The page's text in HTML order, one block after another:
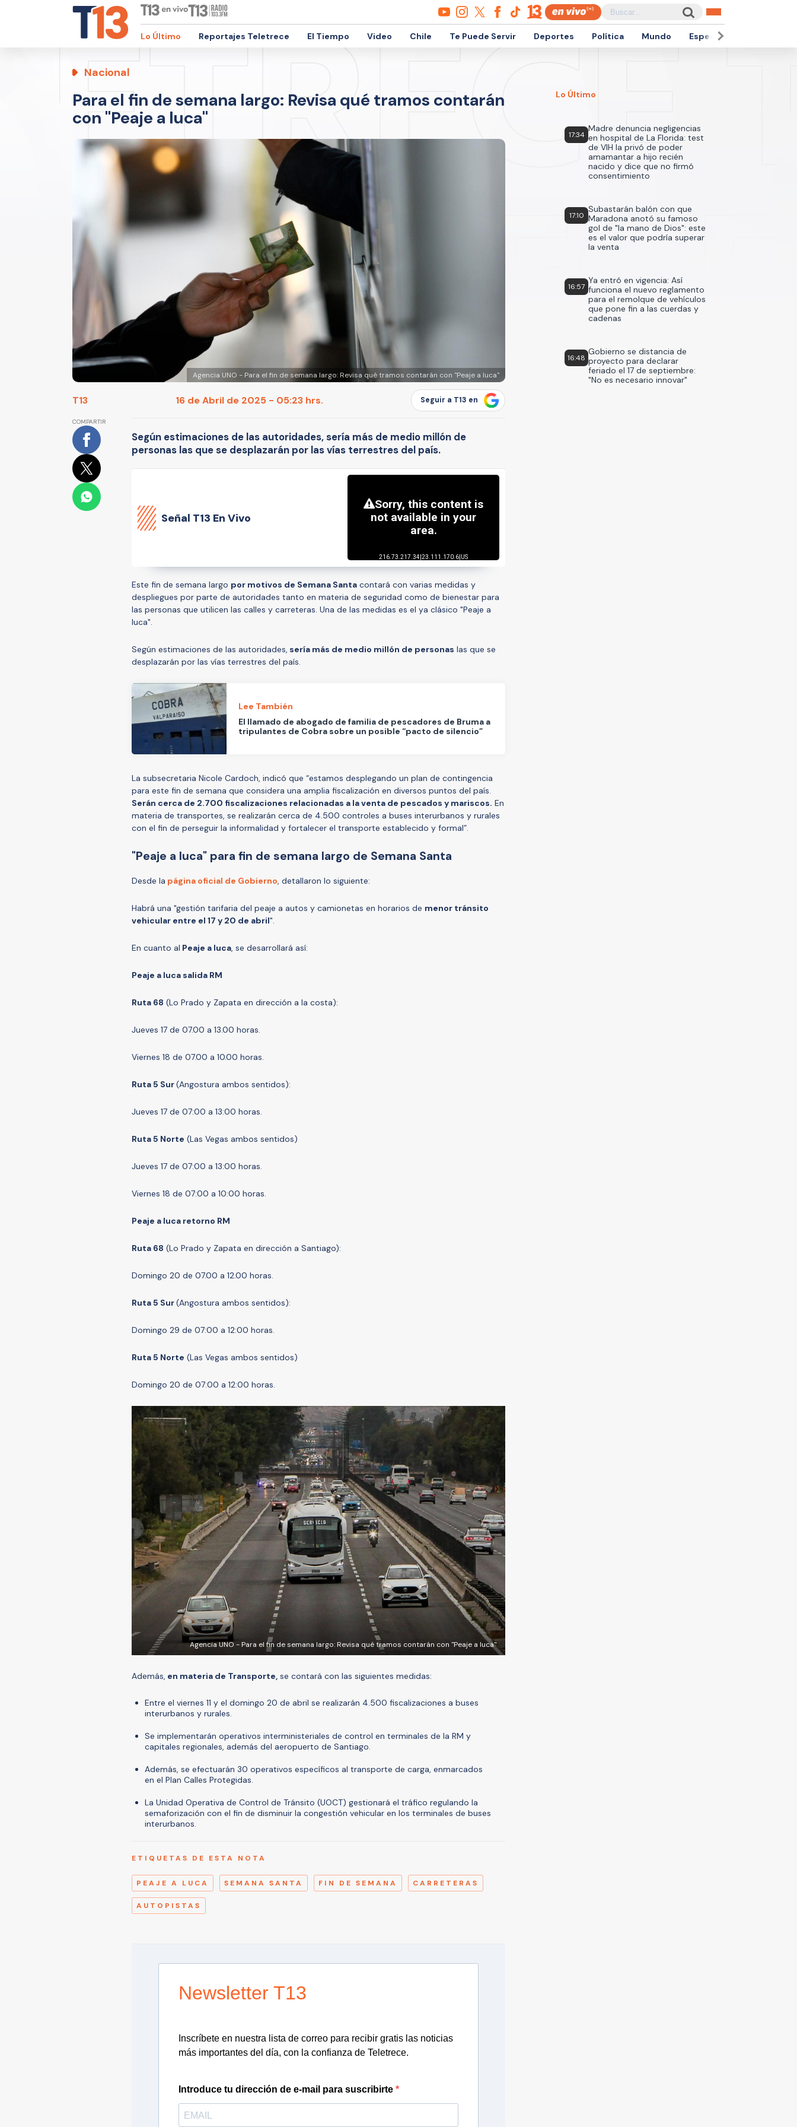
Lo Último Reportajes Teletrece El Tiempo Video Chile Te Puede Servir Deportes Política Mundo Espectáculos
Nacional
Para el fin de semana largo: Revisa qué tramos contarán
con "Peaje a luca"
Agencia UNO - Para el fin de semana largo: Revisa qué tramos contarán con "Peaje a luca"
T13 16 de Abril de 2025 - 05:23 hrs. Seguir a T13 en
COMPARTIR
Según estimaciones de las autoridades, sería más de medio millón de
personas las que se desplazarán por las vías terrestres del país.
Señal T13 En Vivo
Este fin de semana largo por motivos de Semana Santa contará con varias medidas y
despliegues por parte de autoridades tanto en materia de seguridad como de bienestar para
las personas que utilicen las calles y carreteras. Una de las medidas es el ya clásico "Peaje a
luca".
Según estimaciones de las autoridades, sería más de medio millón de personas las que se
desplazarán por las vías terrestres del país.
Lee También
El llamado de abogado de familia de pescadores de Bruma a
tripulantes de Cobra sobre un posible “pacto de silencio”
La subsecretaria Nicole Cardoch, indicó que “estamos desplegando un plan de contingencia
para este fin de semana que considera una amplia fiscalización en diversos puntos del país.
Serán cerca de 2.700 fiscalizaciones relacionadas a la venta de pescados y mariscos. En
materia de transportes, se realizarán cerca de 4.500 controles a buses interurbanos y rurales
con el fin de perseguir la informalidad y fortalecer el transporte establecido y formal”.
"Peaje a luca" para fin de semana largo de Semana Santa
Desde la página oficial de Gobierno, detallaron lo siguiente:
Habrá una "gestión tarifaria del peaje a autos y camionetas en horarios de menor tránsito
vehicular entre el 17 y 20 de abril".
En cuanto al Peaje a luca, se desarrollará así:
Peaje a luca salida RM
Ruta 68 (Lo Prado y Zapata en dirección a la costa):
Jueves 17 de 07.00 a 13.00 horas.
Viernes 18 de 07.00 a 10.00 horas.
Ruta 5 Sur(Angostura ambos sentidos):
Jueves 17 de 07:00 a 13:00 horas.
Ruta 5 Norte (Las Vegas ambos sentidos)
Jueves 17 de 07:00 a 13:00 horas.
Viernes 18 de 07:00 a 10:00 horas.
Peaje a luca retorno RM
Ruta 68 (Lo Prado y Zapata en dirección a Santiago):
Domingo 20 de 07.00 a 12.00 horas.
Ruta 5 Sur(Angostura ambos sentidos):
Domingo 29 de 07:00 a 12:00 horas.
Ruta 5 Norte (Las Vegas ambos sentidos)
Domingo 20 de 07:00 a 12:00 horas.
Agencia UNO - Para el fin de semana largo: Revisa qué tramos contarán con "Peaje a luca"
Además, en materia de Transporte, se contará con las siguientes medidas:
Entre el viernes 11 y el domingo 20 de abril se realizarán 4.500 fiscalizaciones a buses
interurbanos y rurales.
Se implementarán operativos interministeriales de control en terminales de la RM y
capitales regionales, además del aeropuerto de Santiago.
Además, se efectuarán 30 operativos específicos al transporte de carga, enmarcados
en el Plan Calles Protegidas.
La Unidad Operativa de Control de Tránsito (UOCT) gestionará el tráfico regulando la
semaforización con el fin de disminuir la congestión vehicular en los terminales de buses
interurbanos.
ETIQUETAS DE ESTA NOTA
PEAJE A LUCA SEMANA SANTA FIN DE SEMANA CARRETERAS
AUTOPISTAS
Newsletter T13
Inscríbete en nuestra lista de correo para recibir gratis las noticias
más importantes del día, con la confianza de Teletrece.
Introduce tu dirección de e-mail para suscribirte
Lo Último
17:34
Madre denuncia negligencias
en hospital de La Florida: test
de VIH la privó de poder
amamantar a hijo recién
nacido y dice que no firmó
consentimiento
17:10
Subastarán balón con que
Maradona anotó su famoso
gol de "la mano de Dios": este
es el valor que podría superar
la venta
16:57
Ya entró en vigencia: Así
funciona el nuevo reglamento
para el remolque de vehículos
que pone fin a las cuerdas y
cadenas
16:48
Gobierno se distancia de
proyecto para declarar
feriado el 17 de septiembre:
"No es necesario innovar"